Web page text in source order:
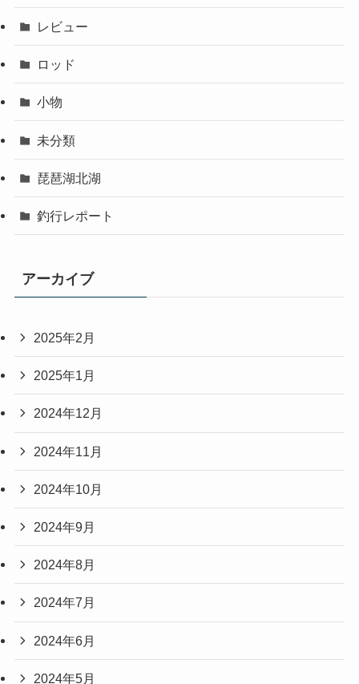
レビュー
ロッド
小物
未分類
琵琶湖北湖
釣行レポート
アーカイブ
2025年2月
2025年1月
2024年12月
2024年11月
2024年10月
2024年9月
2024年8月
2024年7月
2024年6月
2024年5月